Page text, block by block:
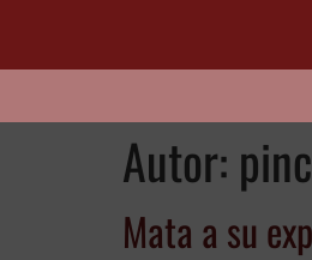
Autor:
Mata a su